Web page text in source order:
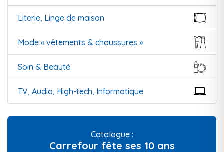
Literie, Linge de maison
Mode « vêtements & chaussures »
Soin & Beauté
TV, Audio, High-tech, Informatique
Catalogue :
Carrefour fête ses 10 ans